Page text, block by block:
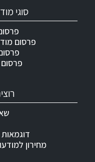
מחירון
סוגי
פרסום